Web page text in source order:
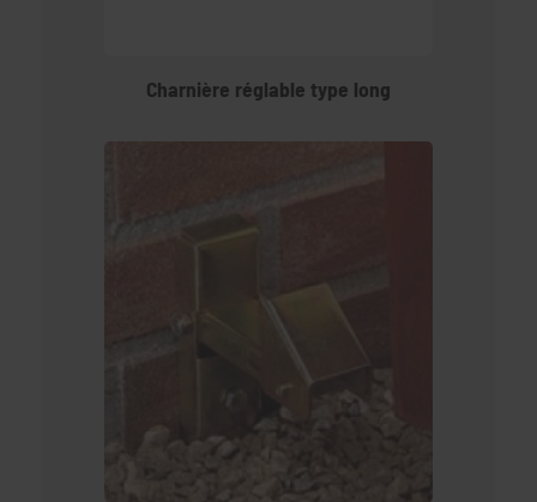
Charnière réglable type long